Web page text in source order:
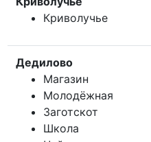
Криволучье
Дедилово
Магазин
Молодёжная
Заготскот
Школа